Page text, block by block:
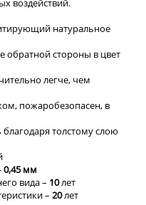
воздействий.
натуральное
стороны в цвет
легче, чем
пожаробезопасен, в
толстому слою
0,45 мм
вида – 10лет
– 20лет